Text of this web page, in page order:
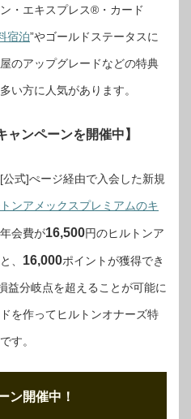
・エキスプレス®・カード
宿泊”やゴールドステータスに
のアップグレードなどの特典
い方に人気があります。
ャンペーンを開催中】
式]ぺージ経由で入会した新規
ンアメックスプレミアムのキ
会費が16,500円のヒルトンア
、 16,000ポイントが獲得でき
益分岐点を超えることが可能に
を作ってヒルトンオナーズ特
す。
ン開催中！